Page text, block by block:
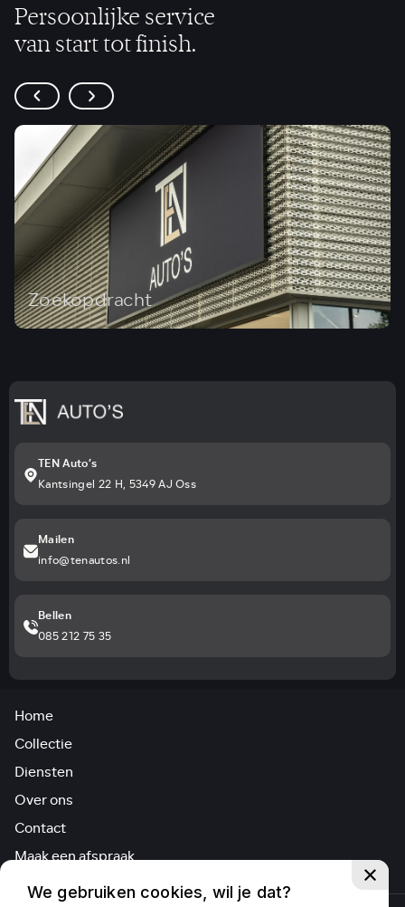
Persoonlijke service
van start tot finish.
Zoekopdracht
TEN Auto’s
Kantsingel 22 H, 5349 AJ Oss
Mailen
info@tenautos.nl
Bellen
085 212 75 35
Home
Collectie
Diensten
Over ons
Contact
Maak een afspraak
We gebruiken cookies, wil je dat?